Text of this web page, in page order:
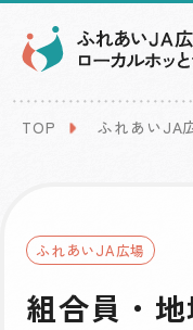
TOP ふれあいJA
ふれあいJA広場
組合員・